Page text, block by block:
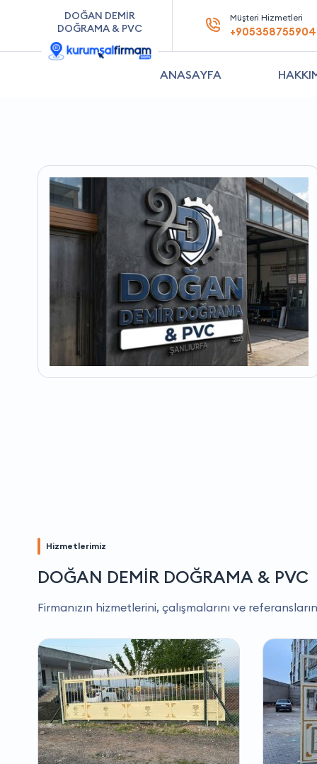
DOĞAN DEMİR
DOĞRAMA & PVC
Müşteri Hizmetleri
+905358755904
ANASAYFA
Hizmetlerimiz
DOĞAN DEMİR DOĞRAMA & PVC
Firmanızın hizmetlerini, çalışmalarını ve